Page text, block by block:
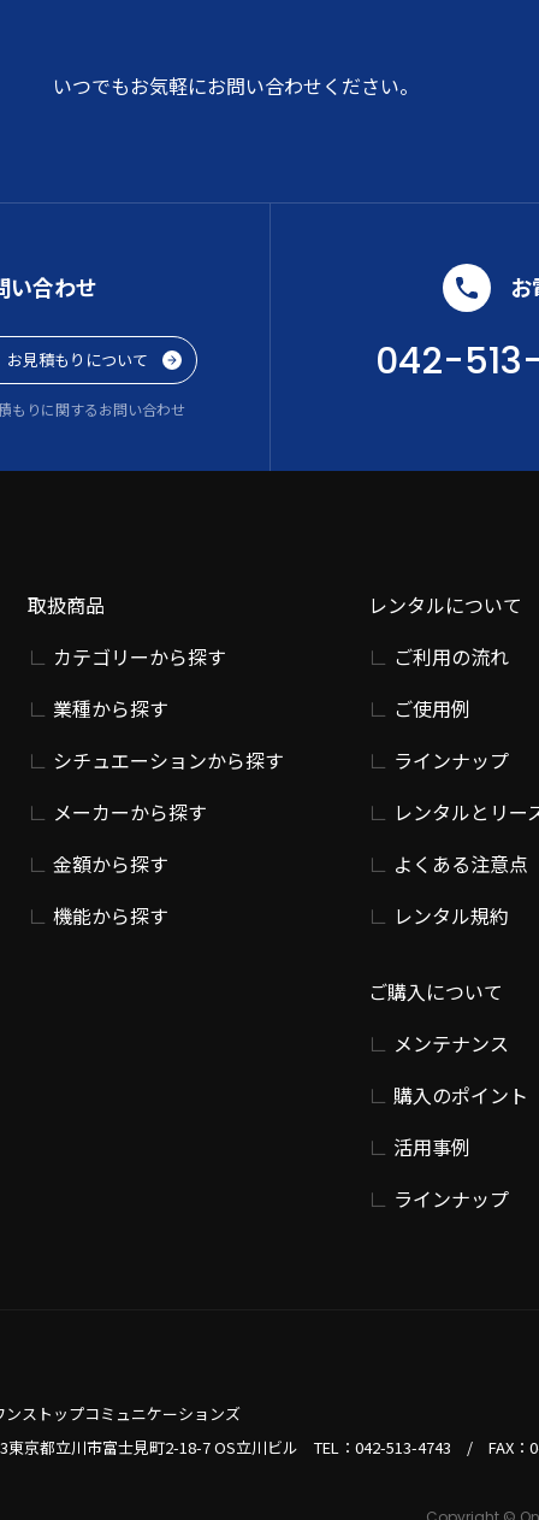
いつでもお気軽にお問い合わせください。
い合わせ
お見積もりについて
もりに関するお問い合わせ
お
042-
取扱商品
カテゴリーから探す
業種から探す
シチュエーションから探す
メーカーから探す
金額から探す
機能から探す
レンタルについて
ご利用の流れ
ご使用例
ラインナップ
レンタルとリー
よくある注意点
レンタル規約
ご購入について
メンテナンス
購入のポイント
活用事例
ラインナップ
ンストップコミュニケーションズ
東京都立川市富士見町2-18-7 OS立川ビル TEL： 042-513-4743 / FAX：